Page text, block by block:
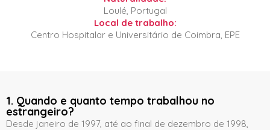
Loulé, Portugal
Local de trabalho:
Centro Hospitalar e Universitário de Coimbra, EPE
1. Quando e quanto tempo trabalhou no
estrangeiro?
Desde janeiro de 1997, até ao final de dezembro de 1998,